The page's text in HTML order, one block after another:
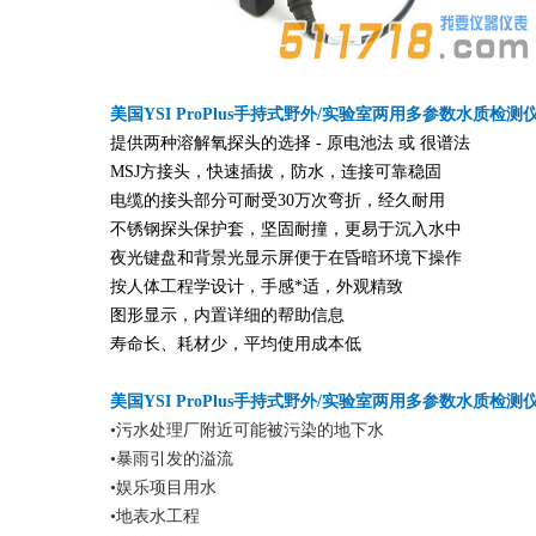
美国YSI ProPlus手持式野外/实验室两用多参数水质检测
提供两种溶解氧探头的选择 - 原电池法 或 很谱法
MSJ方接头，快速插拔，防水，连接可靠稳固
电缆的接头部分可耐受30万次弯折，经久耐用
不锈钢探头保护套，坚固耐撞，更易于沉入水中
夜光键盘和背景光显示屏便于在昏暗环境下操作
按人体工程学设计，手感*适，外观精致
图形显示，内置详细的帮助信息
寿命长、耗材少，平均使用成本低
美国YSI ProPlus手持式野外/实验室两用多参数水质检测
•污水处理厂附近可能被污染的地下水
•暴雨引发的溢流
•娱乐项目用水
•地表水工程